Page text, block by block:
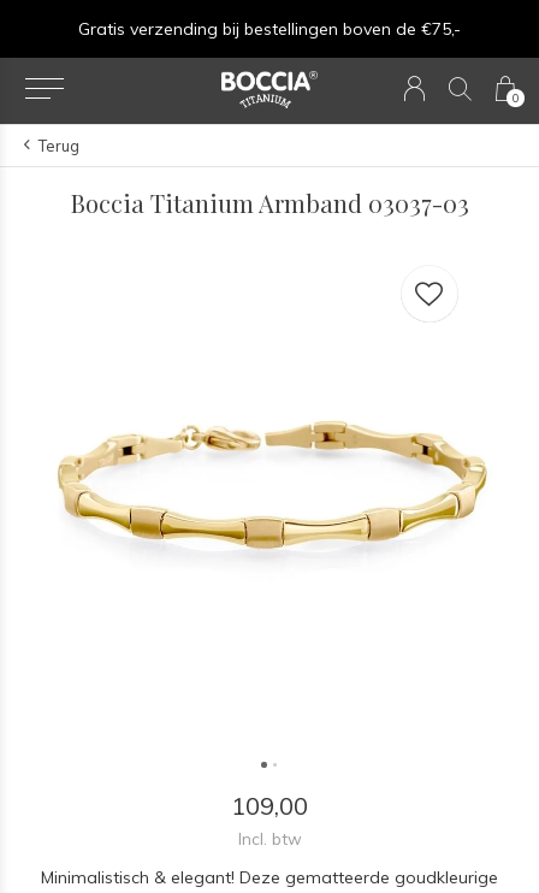
0
Gratis verzending bij bestellingen boven de €75,-
Terug
Boccia Titanium Armband 03037-03
109,00
Incl. btw
Minimalistisch & elegant! Deze gematteerde goudkleurige